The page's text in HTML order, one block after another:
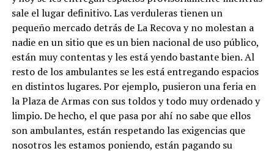
sale el lugar definitivo. Las verduleras tienen un
pequeño mercado detrás de La Recova y no molestan a
nadie en un sitio que es un bien nacional de uso público,
están muy contentas y les está yendo bastante bien. Al
resto de los ambulantes se les está entregando espacios
en distintos lugares. Por ejemplo, pusieron una feria en
la Plaza de Armas con sus toldos y todo muy ordenado y
limpio. De hecho, el que pasa por ahí no sabe que ellos
son ambulantes, están respetando las exigencias que
nosotros les estamos poniendo, están pagando su